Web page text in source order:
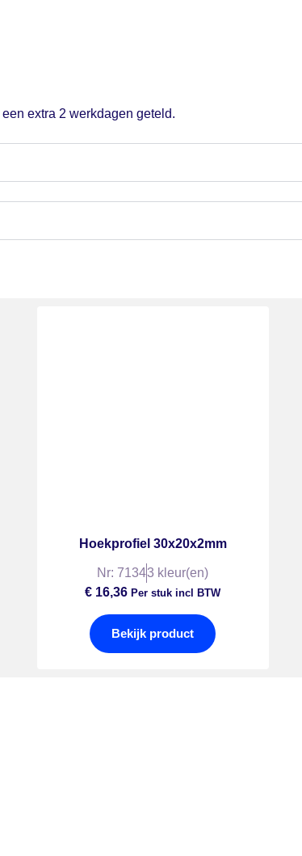
extra 2 werkdagen geteld.
Hoekprofiel 30x20x2mm
Nr: 71343 kleur(en)
€ 16,36 Per stuk incl BTW
Bekijk product